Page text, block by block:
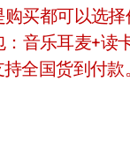
购买都可以选
音乐耳麦+读
全国货到付款